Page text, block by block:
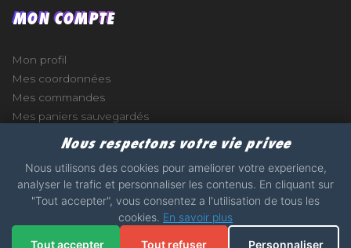
MON COMPTE
Mon profil
Mes coordonnées
Mes commandes
Mes paniers sauvegardés
2017 - 2026 - STICKERS-GARAGE.COM - MADE WITH
Nous respectons votre vie privee
Nous utilisons des cookies pour ameliorer votre experience,
analyser le trafic et personnaliser les contenus. En cliquant sur
"Tout accepter", vous consentez a l'utilisation de tous les
cookies. En savoir plus
Tout accepter Tout refuser Personnaliser